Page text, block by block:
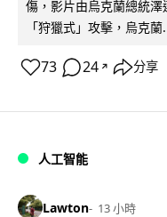
傷，影片由烏克蘭總統
「狩獵式」攻擊，烏克蘭
73 24 ↗ 分享
人工智能
Lawton 13 小時